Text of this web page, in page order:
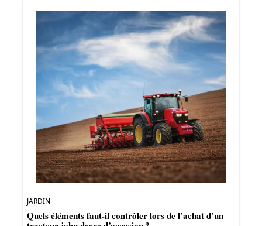
JARDIN
Quels éléments faut-il contrôler lors de l’achat d’un